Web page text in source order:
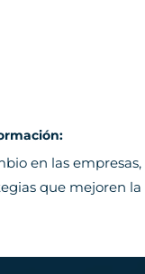
en las empresas,
que mejoren la